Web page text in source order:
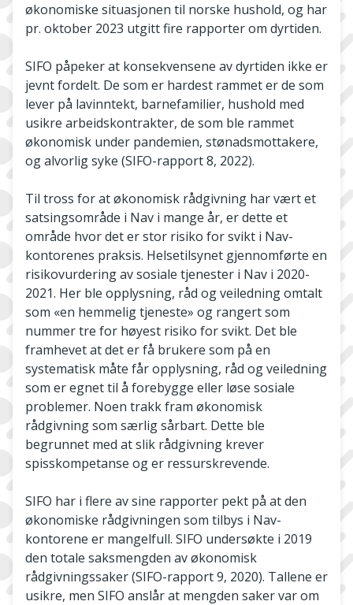
økonomiske situasjonen til norske hushold, og har
pr. oktober 2023 utgitt fire rapporter om dyrtiden.
SIFO påpeker at konsekvensene av dyrtiden ikke er
jevnt fordelt. De som er hardest rammet er de som
lever på lavinntekt, barnefamilier, hushold med
usikre arbeidskontrakter, de som ble rammet
økonomisk under pandemien, stønadsmottakere,
og alvorlig syke (SIFO-rapport 8, 2022).
Til tross for at økonomisk rådgivning har vært et
satsingsområde i Nav i mange år, er dette et
område hvor det er stor risiko for svikt i Nav-
kontorenes praksis. Helsetilsynet gjennomførte en
risikovurdering av sosiale tjenester i Nav i 2020-
2021. Her ble opplysning, råd og veiledning omtalt
som «en hemmelig tjeneste» og rangert som
nummer tre for høyest risiko for svikt. Det ble
framhevet at det er få brukere som på en
systematisk måte får opplysning, råd og veiledning
som er egnet til å forebygge eller løse sosiale
problemer. Noen trakk fram økonomisk
rådgivning som særlig sårbart. Dette ble
begrunnet med at slik rådgivning krever
spisskompetanse og er ressurskrevende.
SIFO har i flere av sine rapporter pekt på at den
økonomiske rådgivningen som tilbys i Nav-
kontorene er mangelfull. SIFO undersøkte i 2019
den totale saksmengden av økonomisk
rådgivningssaker (SIFO-rapport 9, 2020). Tallene er
usikre, men SIFO anslår at mengden saker var om